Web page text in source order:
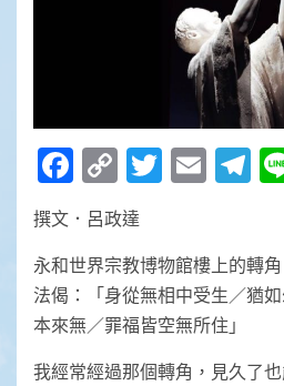
Facebook
Copy
Link
Twitter
撰文．呂政達
永和世界宗教博物館樓上的轉
法偈：「身從無相中受生／猶
本來無／罪福皆空無所住」
我經常經過那個轉角，見久了也